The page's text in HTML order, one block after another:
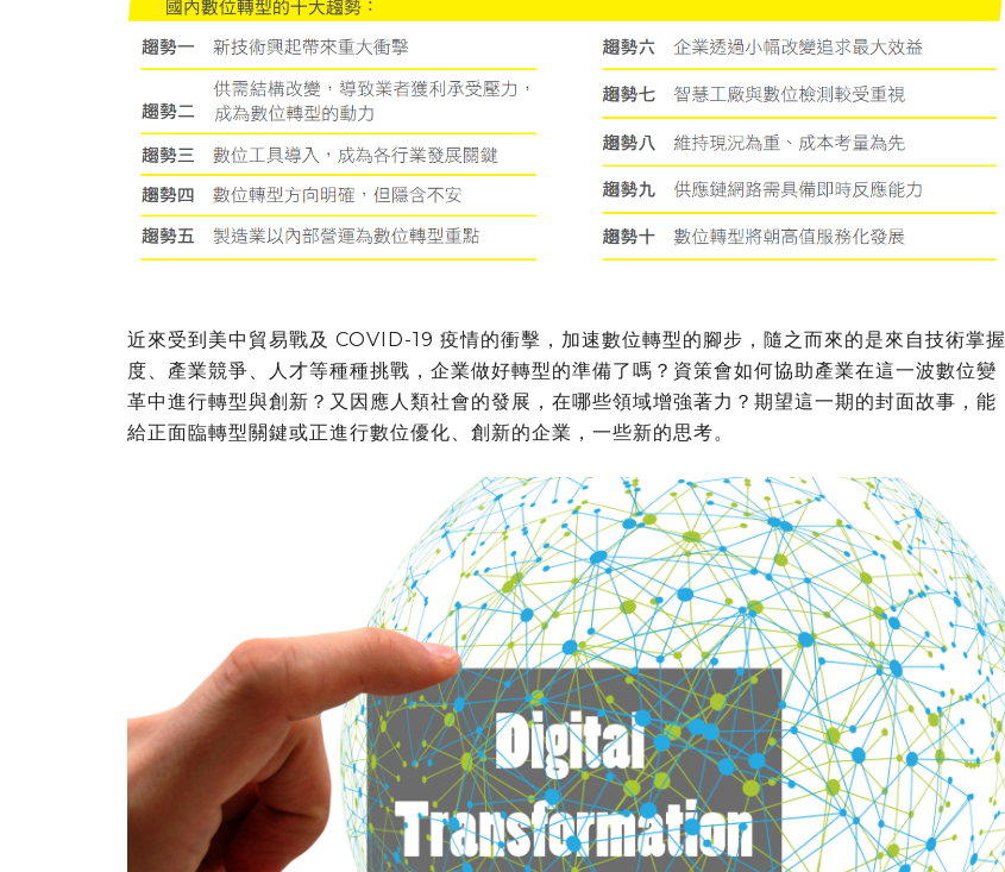
近來受到美中貿易戰及 COVID-19 疫情的衝擊，加速數位轉型的腳步，隨之而來的是來自技術掌握
度、產業競爭、人才等種種挑戰，企業做好轉型的準備了嗎？資策會如何協助產業在這一波數位變
革中進行轉型與創新？又因應人類社會的發展，在哪些領域增強著力？期望這一期的封面故事，能
給正面臨轉型關鍵或正進行數位優化、創新的企業，一些新的思考。